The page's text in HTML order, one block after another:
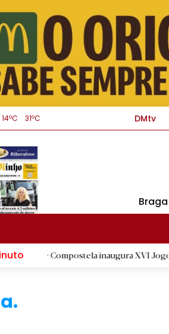
14ºC 31ºC DMtv
Braga
inaugura XVI Jogos do Eixo